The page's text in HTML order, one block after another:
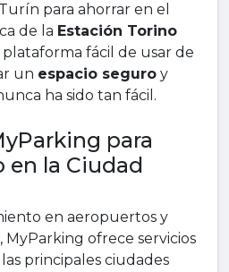
para ahorrar en el
de la Estación Torino
plataforma fácil de usar de
un espacio seguro y
ha sido tan fácil.
para
en la Ciudad
en aeropuertos y
, MyParking ofrece servicios
principales ciudades